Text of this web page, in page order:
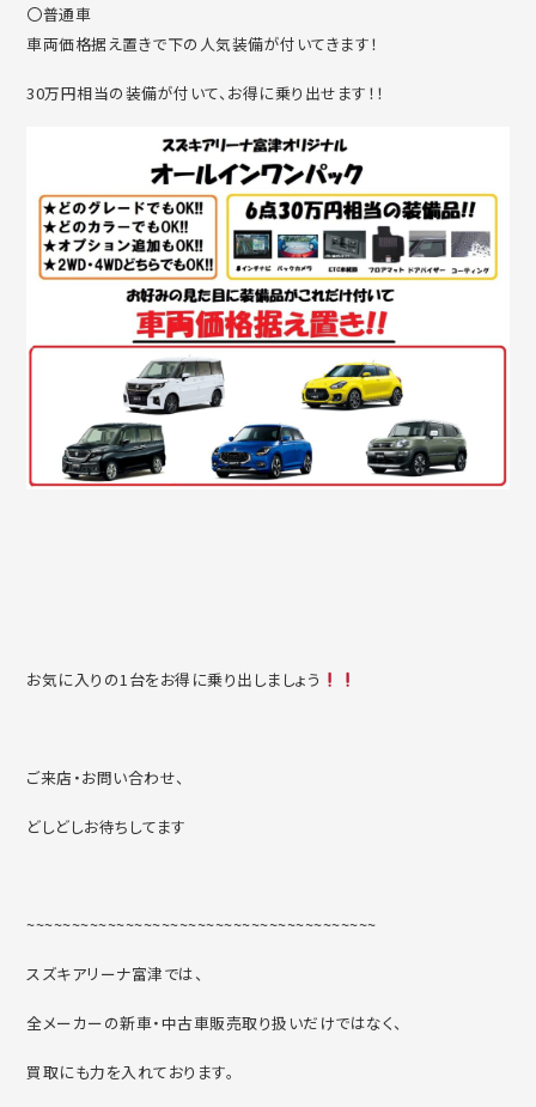
〇普通車
車両価格据え置きで下の人気装備が付いてきます！
30万円相当の装備が付いて、お得に乗り出せます！！
お気に入りの1台をお得に乗り出しましょう
ご来店・お問い合わせ、
どしどしお待ちしてます
~~~~~~~~~~~~~~~~~~~~~~~~~~~~~~~~~~~~~~~
スズキアリーナ富津では、
全メーカーの新車・中古車販売取り扱いだけではなく、
買取にも力を入れております。